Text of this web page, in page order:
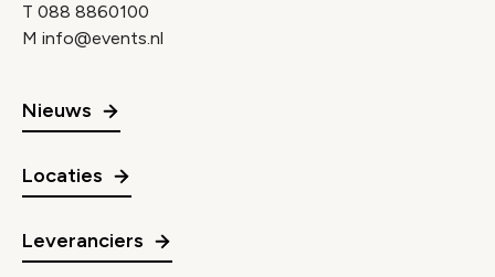
T 088 8860100
M info@events.nl
Nieuws
Locaties
Leveranciers